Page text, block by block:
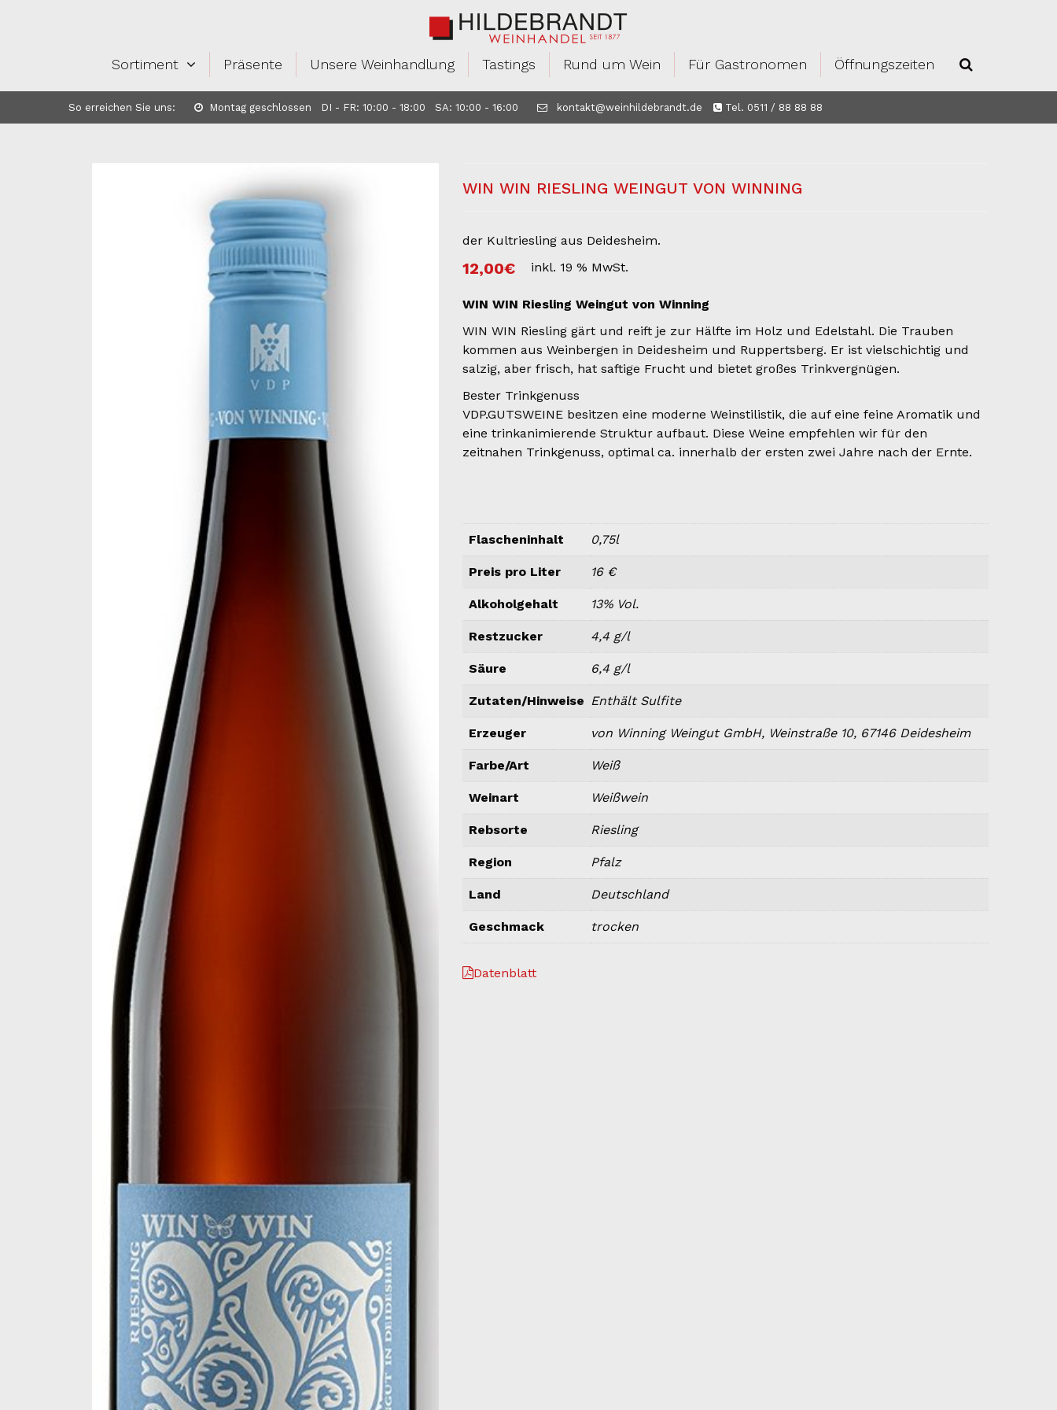
Sortiment Präsente Unsere Weinhandlung Tastings Rund um Wein Für Gastronomen Öffnungszeiten
So erreichen Sie uns: Montag geschlossen DI - FR: 10:00 - 18:00 SA: 10:00 - 16:00 kontakt@weinhildebrandt.de Tel. 0511 / 88 88 88
WIN WIN RIESLING WEINGUT VON WINNING
der Kultriesling aus Deidesheim.
12,00€ inkl. 19 % MwSt.
WIN WIN Riesling Weingut von Winning
WIN WIN Riesling gärt und reift je zur Hälfte im Holz und Edelstahl. Die Trauben
kommen aus Weinbergen in Deidesheim und Ruppertsberg. Er ist vielschichtig und
salzig, aber frisch, hat saftige Frucht und bietet großes Trinkvergnügen.
Bester Trinkgenuss
VDP.GUTSWEINE besitzen eine moderne Weinstilistik, die auf eine feine Aromatik und
eine trinkanimierende Struktur aufbaut. Diese Weine empfehlen wir für den
zeitnahen Trinkgenuss, optimal ca. innerhalb der ersten zwei Jahre nach der Ernte.
Flascheninhalt 0,75l
Preis pro Liter 16 €
Alkoholgehalt 13% Vol.
Restzucker 4,4 g/l
Säure 6,4 g/l
Zutaten/Hinweise Enthält Sulfite
Erzeuger von Winning Weingut GmbH, Weinstraße 10, 67146 Deidesheim
Farbe/Art Weiß
Weinart Weißwein
Rebsorte Riesling
Region Pfalz
Land Deutschland
Geschmack trocken
Datenblatt